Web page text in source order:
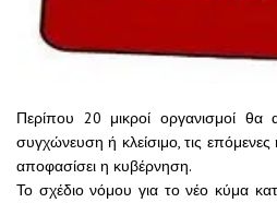
Περίπου 20 μικροί οργανισμοί
συγχώνευση ή κλείσιμο, τις
αποφασίσει η κυβέρνηση.
Το σχέδιο νόμου για το νέο κύμα